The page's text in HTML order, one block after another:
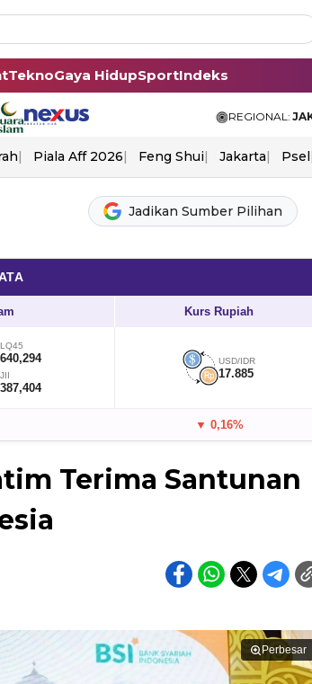
TeknoGaya HidupSportIndeks
REGIONAL:
Piala Aff 2026 Feng Shui Jakarta Psel
Jadikan Sumber Pilihan
Kurs Rupiah
LQ45
640,294
JII
387,404
USD/IDR
17.885
▼ 0,16%
Terima Santunan
Perbesar